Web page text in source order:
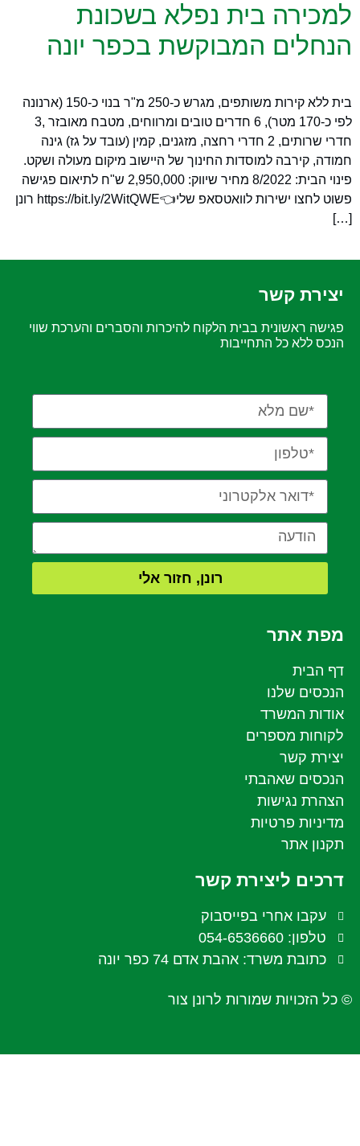
למכירה בית נפלא בשכונת
הנחלים המבוקשת בכפר יונה
בית ללא קירות משותפים, מגרש כ-250 מ"ר בנוי כ-150 (ארנונה
לפי כ-170 מטר), 6 חדרים טובים ומרווחים, מטבח מאובזר ,3
חדרי שרותים, 2 חדרי רחצה, מזגנים, קמין (עובד על גז) גינה
חמודה, קירבה למוסדות החינוך של היישוב מיקום מעולה ושקט.
פינוי הבית: 8/2022 מחיר שיווק: 2,950,000 ש"ח לתיאום פגישה
פשוט לחצו ישירות לוואטסאפ שלי👈https://bit.ly/2WitQWE רונן
[…]
יצירת קשר
פגישה ראשונית בבית הלקוח להיכרות והסברים והערכת שווי
הנכס ללא כל התחייבות
רונן, חזור אלי
מפת אתר
דף הבית
הנכסים שלנו
אודות המשרד
לקוחות מספרים
יצירת קשר
הנכסים שאהבתי
הצהרת נגישות
מדיניות פרטיות
תקנון אתר
דרכים ליצירת קשר
עקבו אחרי בפייסבוק
טלפון: 054-6536660
כתובת משרד: אהבת אדם 74 כפר יונה
© כל הזכויות שמורות לרונן צור